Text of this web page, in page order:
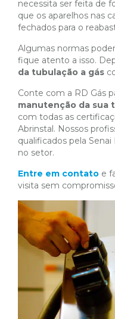
necessita ser feita de
que os aparelhos nas
fechados para o
Algumas normas
fique atento a isso.
da tubulação a gás
Conte com a RD Gás
manutenção da sua
com todas as
Abrinstal. Nossos
qualificados pela
no setor.
Entre em contato e
visita sem